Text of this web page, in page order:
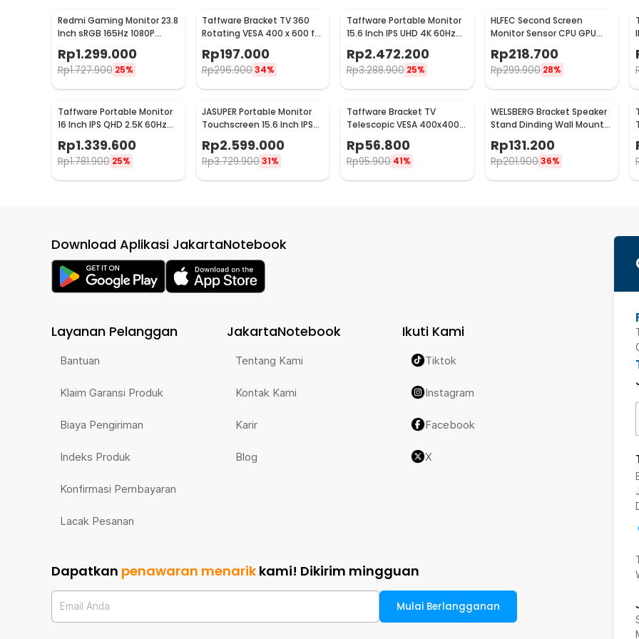
Redmi Gaming Monitor 23.8
Inch sRGB 165Hz 1080P
Rp1.299.000
Rp1.727.900 25%
Taffware Bracket TV 360
Rotating VESA 400 x 600 for
Rp197.000
Rp296.90034%
Taffware Portable Monitor
15.6 Inch IPS UHD 4K 60Hz
Rp2.472.200
Rp3.288.900 25%
HLFEC Second Screen
Monitor Sensor CPU GPU
HDD Panel IPS 3.5 Inch - HL-
3
Rp218.700
Rp299.900 28%
Taffware Portable Monitor
16 Inch IPS QHD 2.5K 60Hz
Type C Mini HDMI - 1600XTS
Rp1.339.600
Rp1.781.900 25%
JASUPER Portable Monitor
Touchscreen 15.6 Inch IPS
Rp2.599.000
Rp3.729.90031%
Taffware Bracket TV
Telescopic VESA 400x400
for 14-55 Inch TV - HDL-
117B-2
Rp56.800
Rp95.900 41%
WELSBERG Bracket Speaker
Stand Dinding Wall Mount
Telescopic 2 PCS - SPS-501
Rp131.200
Rp201.90036%
Download Aplikasi JakartaNotebook
Layanan Pelanggan
Bantuan
Klaim Garansi Produk
Biaya Pengiriman
Indeks Produk
Konfirmasi Pembayaran
Lacak Pesanan
JakartaNotebook
Tentang Kami
Kontak Kami
Karir
Blog
Ikuti Kami
Tiktok
Instagram
Facebook
X
Dapatkan penawaran menarik kami! Dikirim mingguan
Email Anda Mulai Berlangganan